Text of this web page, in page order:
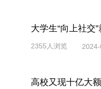
大学生“向上社交
2355人浏览
高校又现十亿大